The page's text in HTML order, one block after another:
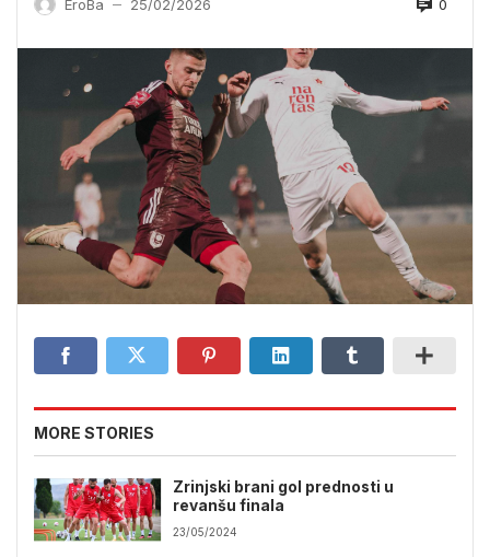
EroBa — 25/02/2026 0
MORE STORIES
Zrinjski brani gol prednosti u
revanšu finala
23/05/2024